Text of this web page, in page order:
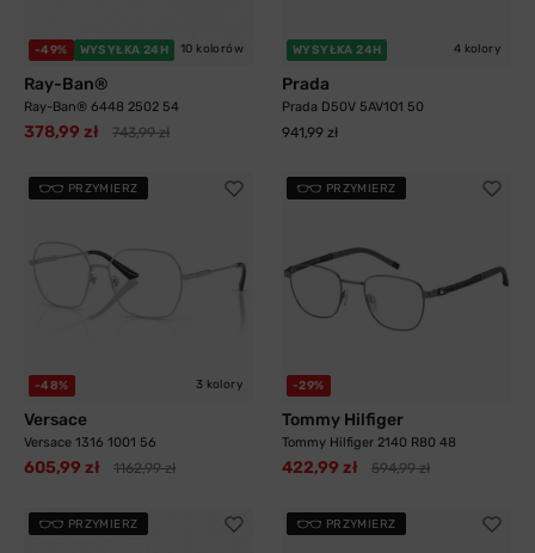
-49% WYSYŁKA 24H 10 kolorów
Ray-Ban®
Ray-Ban® 6448 2502 54
378,99 zł 743,99 zł
WYSYŁKA 24H 4 kolory
Prada
Prada D50V 5AV1O1 50
941,99 zł
PRZYMIERZ
-48% 3 kolory
Versace
Versace 1316 1001 56
605,99 zł 1162,99 zł
PRZYMIERZ
-29%
Tommy Hilfiger
Tommy Hilfiger 2140 R80 48
422,99 zł 594,99 zł
PRZYMIERZ PRZYMIERZ